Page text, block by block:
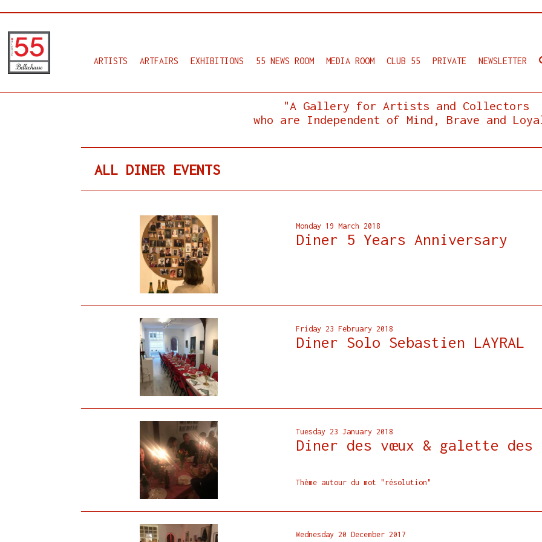
ARTISTS ARTFAIRS EXHIBITIONS 55 NEWS ROOM MEDIA ROOM CLUB 55 PRIVATE NEWSLETTER
"A Gallery for Artists and Collectors
who are Independent of Mind, Brave and
ALL DINER EVENTS
Monday 19 March 2018
Diner 5 Years Anniversary
Friday 23 February 2018
Diner Solo Sebastien LAYRAL
Tuesday 23 January 2018
Diner des vœux & galette
Thème autour du mot "résolution"
Wednesday 20 December 2017